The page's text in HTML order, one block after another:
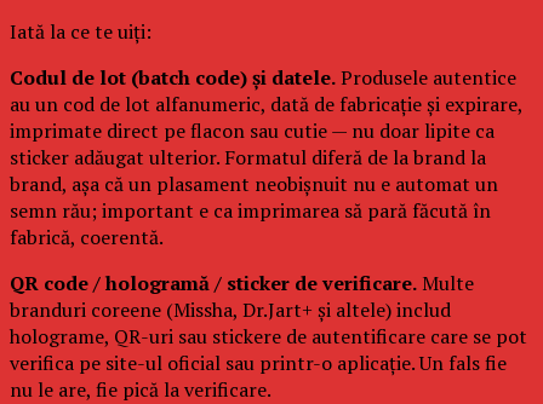
Iată la ce te uiți:
Codul de lot (batch code) și datele.Produsele autentice
au un cod de lot alfanumeric, dată de fabricație și expirare,
imprimate direct pe flacon sau cutie — nu doar lipite ca
sticker adăugat ulterior. Formatul diferă de la brand la
brand, așa că un plasament neobișnuit nu e automat un
semn rău; important e ca imprimarea să pară făcută în
fabrică, coerentă.
QR code / hologramă / sticker de verificare.Multe
branduri coreene (Missha, Dr.Jart+ și altele) includ
holograme, QR-uri sau stickere de autentificare care se pot
verifica pe site-ul oficial sau printr-o aplicație. Un fals fie
nu le are, fie pică la verificare.